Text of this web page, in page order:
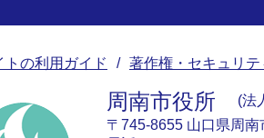
トの利用ガイド 著作権・セキュリ
周南市役所
法
〒745-8655 山口県周南